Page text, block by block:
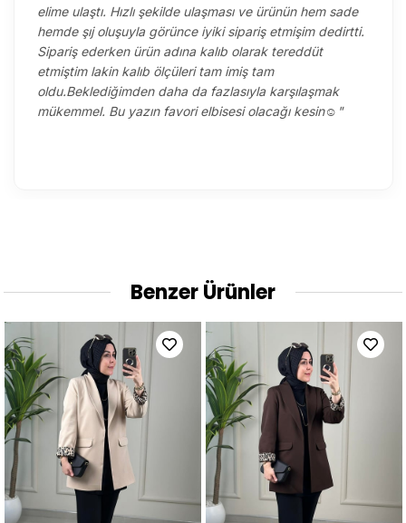
elime ulaştı. Hızlı şekilde ulaşması ve ürünün hem sade
hemde şıj oluşuyla görünce iyiki sipariş etmişim dedirtti.
Sipariş ederken ürün adına kalıb olarak tereddüt
etmiştim lakin kalıb ölçüleri tam imiş tam
oldu.Beklediğimden daha da fazlasıyla karşılaşmak
mükemmel. Bu yazın favori elbisesi olacağı kesin☺️"
Benzer Ürünler
Yeni
Ürün